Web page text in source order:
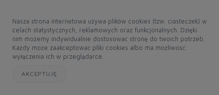
Nasza strona internetowa używa plików cookies (tzw. ciasteczek) w
celach statystycznych, reklamowych oraz funkcjonalnych. Dzięki
nim możemy indywidualnie dostosować stronę do twoich potrzeb.
Każdy może zaakceptować pliki cookies albo ma możliwość
wyłączenia ich w przeglądarce.
AKCEPTUJĘ